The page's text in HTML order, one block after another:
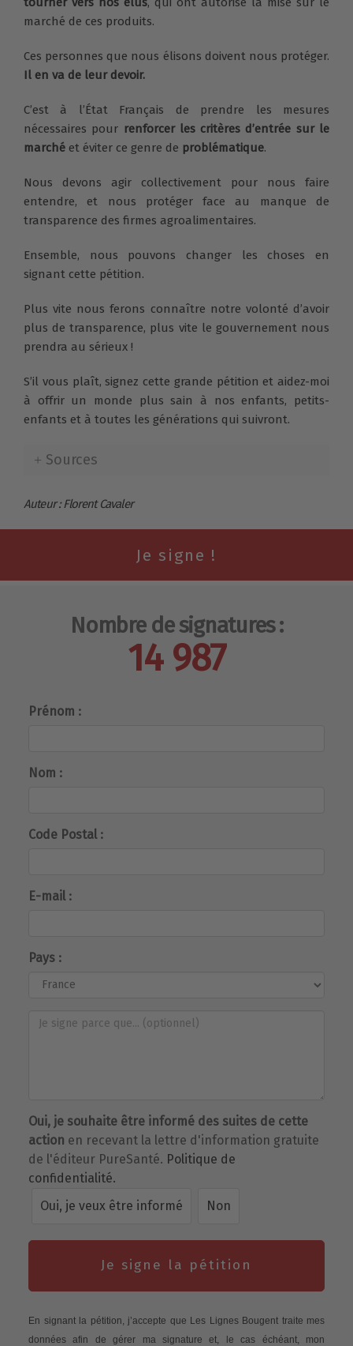
marché de ces produits.
Ces personnes que nous élisons doivent nous protéger.
Il en va de leur devoir.
C’est à l’État Français de prendre les mesures
nécessaires pour renforcer les critères d’entrée sur le
marché et éviter ce genre de problématique.
Nous devons agir collectivement pour nous faire
entendre, et nous protéger face au manque de
transparence des firmes agroalimentaires.
Ensemble, nous pouvons changer les choses en
signant cette pétition.
Plus vite nous ferons connaître notre volonté d’avoir
plus de transparence, plus vite le gouvernement nous
prendra au sérieux !
S’il vous plaît, signez cette grande pétition et aidez-moi
à offrir un monde plus sain à nos enfants, petits-
enfants et à toutes les générations qui suivront.
Sources
Auteur : Florent Cavaler
Nombre de signatures :
14 987
Prénom :
Nom :
Code Postal :
E-mail :
Pays :
Oui, je souhaite être informé des suites de cette
action en recevant la lettre d'information gratuite
de l'éditeur PureSanté. Politique de
confidentialité.
Oui, je veux être informé
Non
Je signe la pétition
En signant la pétition, j’accepte que Les Lignes Bougent traite mes
données afin de gérer ma signature et, le cas échéant, mon